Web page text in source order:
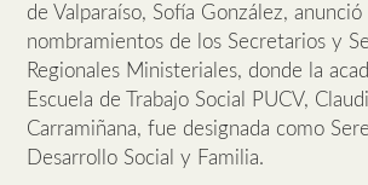
de Valparaíso, Sofía González,
nombramientos de los Secretarios y
Regionales Ministeriales, donde la
Escuela de Trabajo Social PUCV,
Carramiñana, fue designada como
Desarrollo Social y Familia.